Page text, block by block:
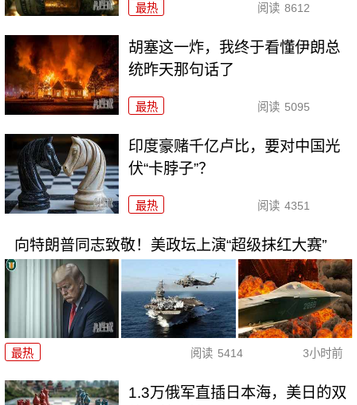
最热 阅读 8612
胡塞这一炸，我终于看懂伊朗总
统昨天那句话了
最热 阅读 5095
印度豪赌千亿卢比，要对中国光
伏“卡脖子”？
最热 阅读 4351
向特朗普同志致敬！美政坛上演“超级抹红大赛”
最热 阅读 5414 3小时前
1.3万俄军直插日本海，美日的双